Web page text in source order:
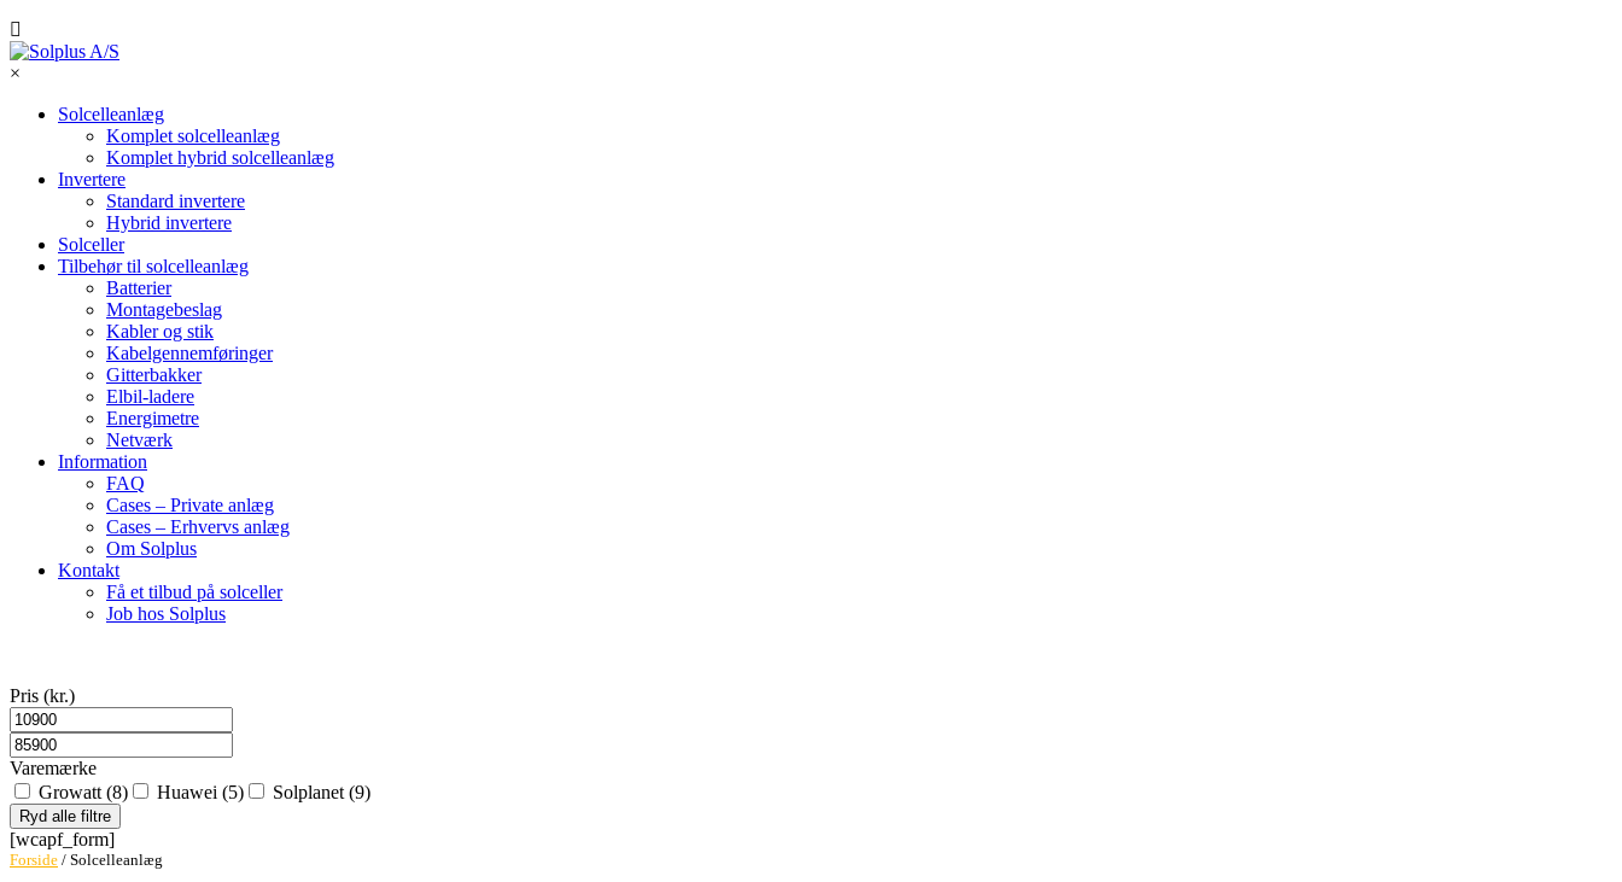
×
Solcelleanlæg
Komplet solcelleanlæg
Komplet hybrid solcelleanlæg
Invertere
Standard invertere
Hybrid invertere
Solceller
Tilbehør til solcelleanlæg
Batterier
Montagebeslag
Kabler og stik
Kabelgennemføringer
Gitterbakker
Elbil-ladere
Energimetre
Netværk
Information
FAQ
Cases – Private anlæg
Cases – Erhvervs anlæg
Om Solplus
Kontakt
Få et tilbud på solceller
Job hos Solplus
Pris (kr.)
Varemærke
Growatt (8) Huawei (5) Solplanet (9)
Ryd alle filtre
[wcapf_form]
Forside / Solcelleanlæg